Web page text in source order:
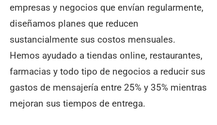
empresas y negocios que envían regularmente,
diseñamos planes que reducen
sustancialmente sus costos mensuales.
Hemos ayudado a tiendas online, restaurantes,
farmacias y todo tipo de negocios a reducir sus
gastos de mensajería entre 25% y 35% mientras
mejoran sus tiempos de entrega.